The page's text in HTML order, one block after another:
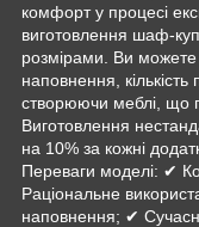
комфорт у процесі
виготовлення шаф-
розмірами. Ви можете
наповнення,
створюючи меблі, що
Виготовлення
на 10% за кожні
Переваги моделі: ✔
Раціональне
наповнення; ✔